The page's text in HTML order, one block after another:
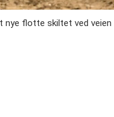
nye flotte skiltet ved